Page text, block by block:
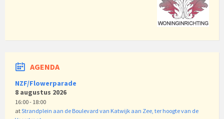
AGENDA
NZF/Flowerparade
8 augustus 2026
16:00 - 18:00
atStrandplein aan de Boulevard van Katwijk aan Zee, ter hoogte van de